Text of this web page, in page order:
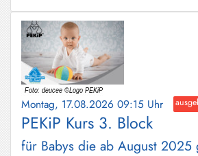
Montag, 17.08.2026 09:15 Uhr
PEKiP Kurs 3. Block
für Babys die ab August 2025